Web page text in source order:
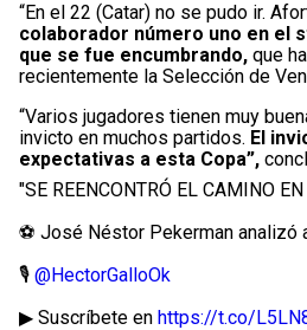
“En el 22 (Catar) no se pudo ir.
colaborador número uno en el
que se fue encumbrando, que
recientemente la Selección de
“Varios jugadores tienen muy
invicto en muchos partidos. El
expectativas a esta Copa”,
"SE REENCONTRÓ EL CAMINO
⚽ José Néstor Pekerman analizó
🎙 @HectorGalloOk
▶ Suscríbete en https://t.co/